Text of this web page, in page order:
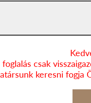
csak
keresni fogja